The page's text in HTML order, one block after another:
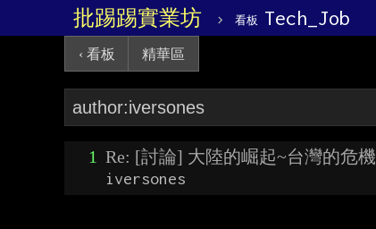
批踢踢實業坊 › 看板 Tech_Job
‹ 看板 精華區
1 Re: [討論] 大陸的崛起~台灣的危機
iversones